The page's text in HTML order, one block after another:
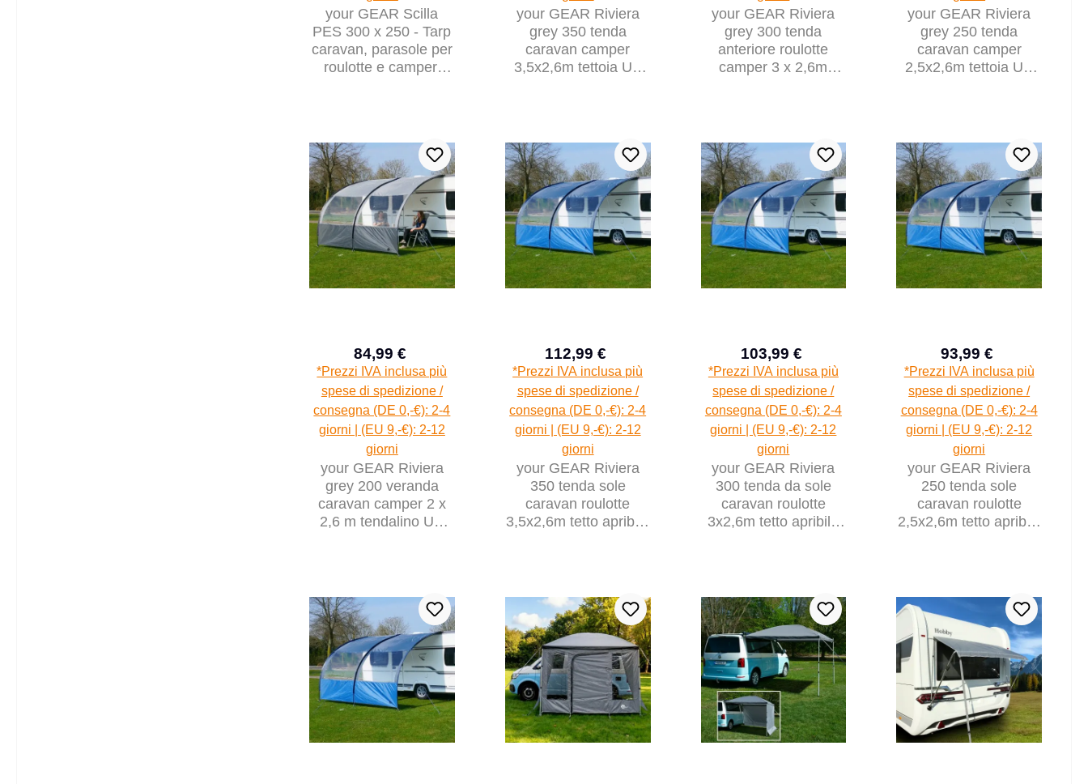
your GEAR Scilla
PES 300 x 250 - Tarp
caravan, parasole per
roulotte e camper,
your GEAR Riviera
grey 350 tenda
caravan camper
3,5x2,6m tettoia UV
your GEAR Riviera
grey 300 tenda
anteriore roulotte
camper 3 x 2,6m
your GEAR Riviera
grey 250 tenda
caravan camper
2,5x2,6m tettoia UV
Prezzo di vendita:
84,99 €
Prezzo normale:
*Prezzi IVA inclusa più
spese di spedizione /
consegna (DE 0,-€): 2-4
giorni | (EU 9,-€): 2-12
giorni
your GEAR Riviera
grey 200 veranda
caravan camper 2 x
2,6 m tendalino UV
Prezzo di vendita:
112,99 €
Prezzo normale:
*Prezzi IVA inclusa più
spese di spedizione /
consegna (DE 0,-€): 2-4
giorni | (EU 9,-€): 2-12
giorni
your GEAR Riviera
350 tenda sole
caravan roulotte
3,5x2,6m tetto apribile
Prezzo di vendita:
103,99 €
Prezzo normale:
*Prezzi IVA inclusa più
spese di spedizione /
consegna (DE 0,-€): 2-4
giorni | (EU 9,-€): 2-12
giorni
your GEAR Riviera
300 tenda da sole
caravan roulotte
3x2,6m tetto apribile
Prezzo di vendita:
93,99 €
Prezzo
*Prezzi IVA inclusa più
spese di spedizione /
consegna (DE 0,-€): 2-4
giorni | (EU 9,-€): 2-12
giorni
your GEAR Riviera
250 tenda sole
caravan roulotte
2,5x2,6m tetto apribile